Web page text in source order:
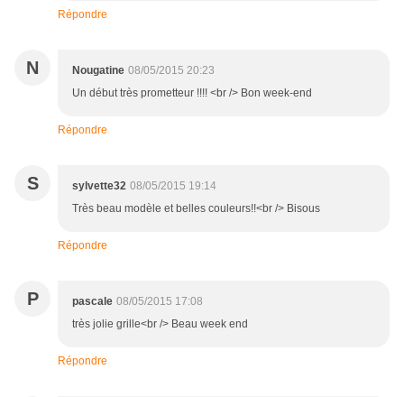
Répondre
N Nougatine 08/05/2015 20:23
Un début très prometteur !!!! <br /> Bon week-end
Répondre
S sylvette32 08/05/2015 19:14
Très beau modèle et belles couleurs!!<br /> Bisous
Répondre
P pascale 08/05/2015 17:08
très jolie grille<br /> Beau week end
Répondre